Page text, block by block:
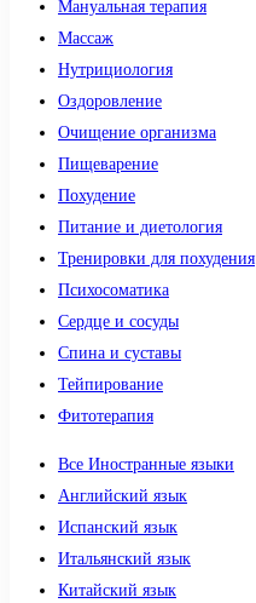
Мануальная терапия
Массаж
Нутрициология
Оздоровление
Очищение организма
Пищеварение
Похудение
Питание и диетология
Тренировки для похудения
Психосоматика
Сердце и сосуды
Спина и суставы
Тейпирование
Фитотерапия
Все Иностранные языки
Английский язык
Испанский язык
Итальянский язык
Китайский язык